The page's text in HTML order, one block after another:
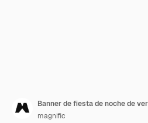
Banner de fiesta de noche de
magnific